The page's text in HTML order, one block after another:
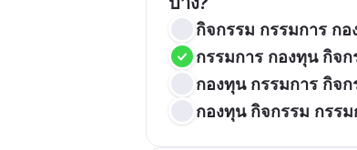
กิจกรรม กรรมการ กอ
กรรมการ กองทุน กิจก
กองทุน กรรมการ กิจก
กองทุน กิจกรรม กรรม